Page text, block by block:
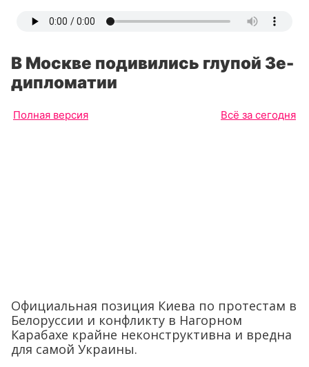
В Москве подивились глупой Зе-
дипломатии
Полная версия Всё за сегодня
Официальная позиция Киева по протестам в
Белоруссии и конфликту в Нагорном
Карабахе крайне неконструктивна и вредна
для самой Украины.